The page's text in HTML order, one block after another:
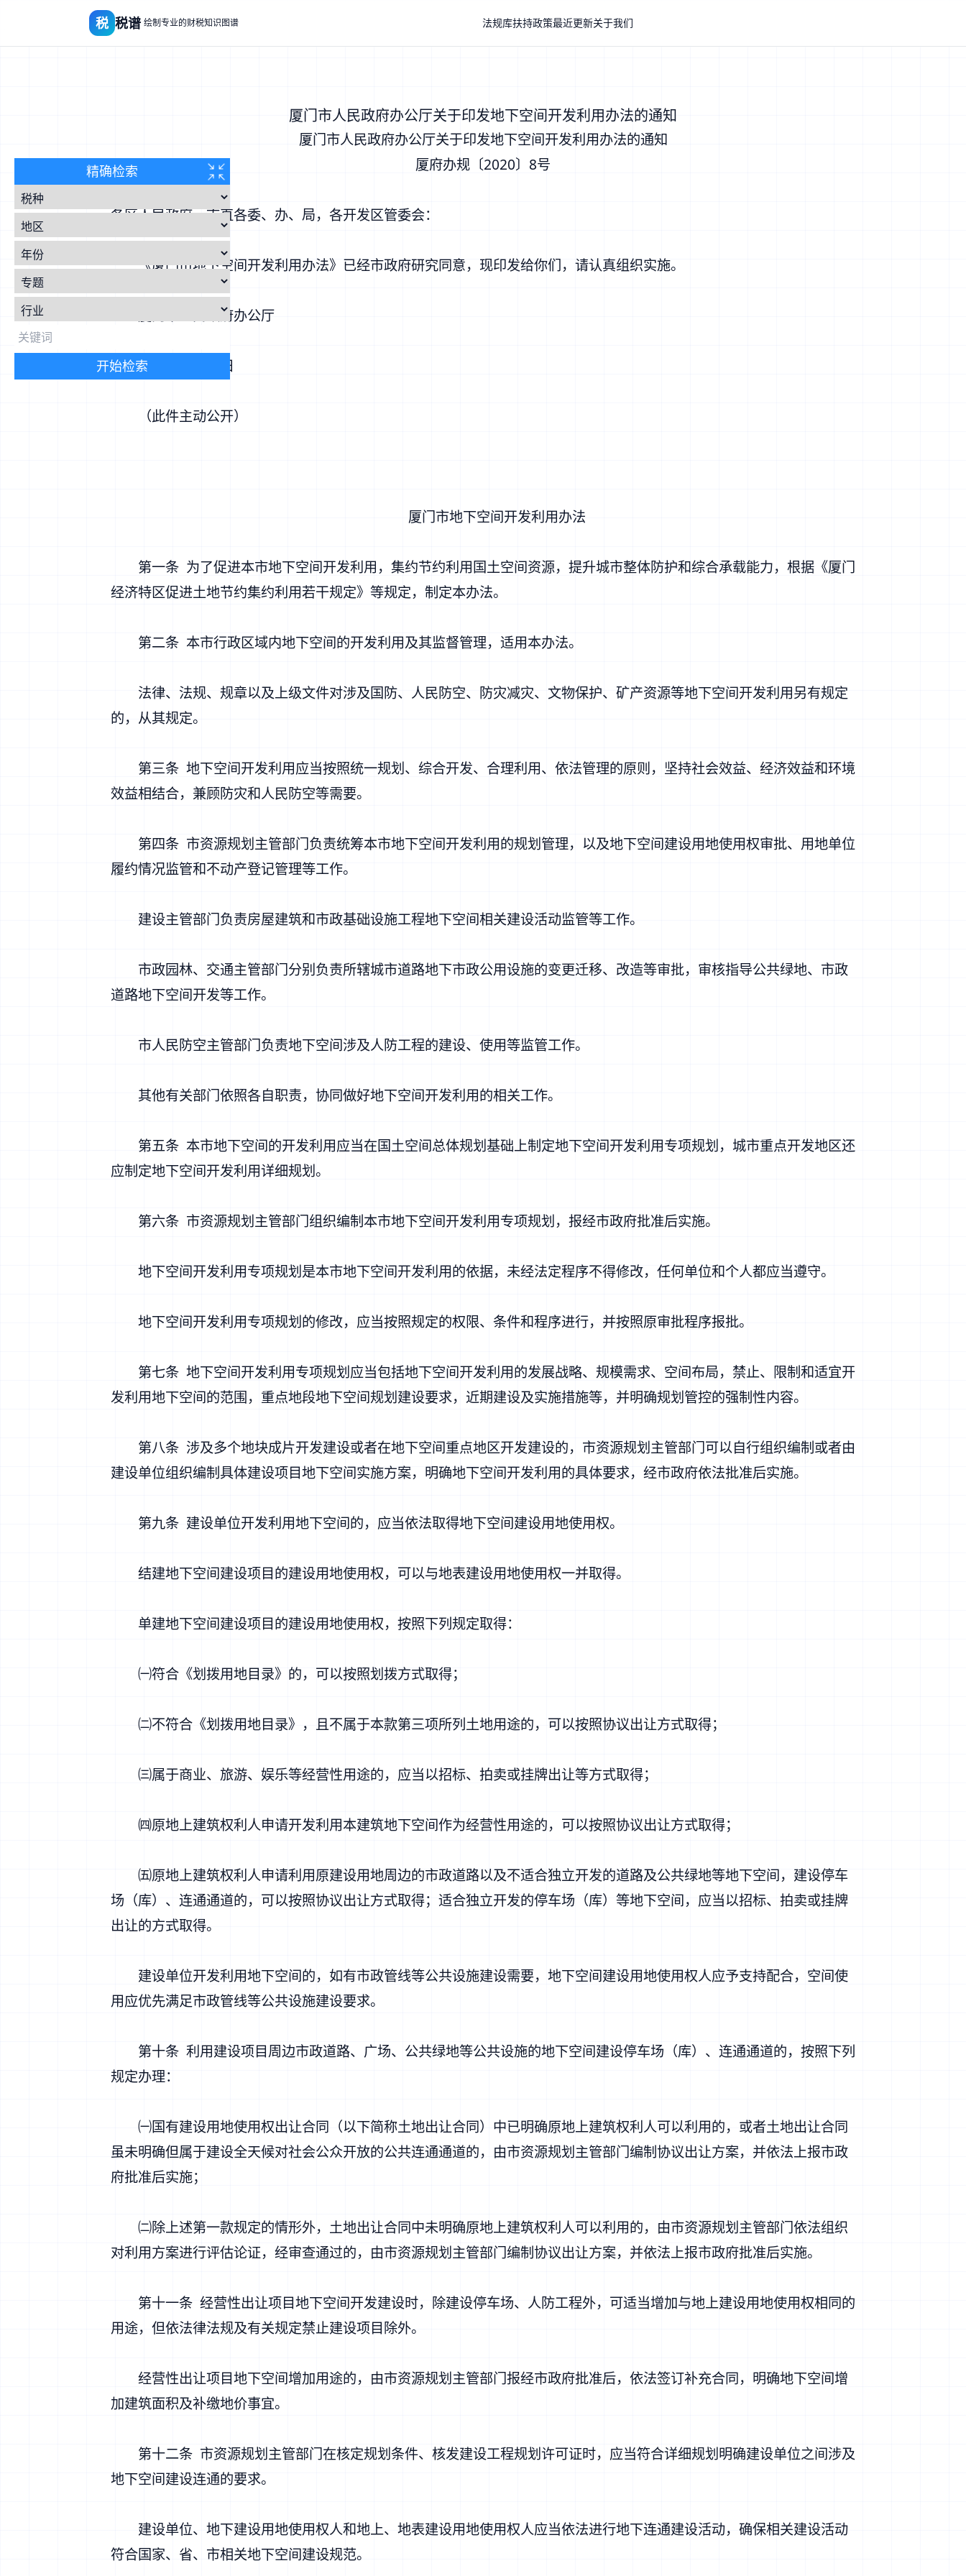
税 税谱 绘制专业的财税知识图谱 法规库扶持政策最近更新关于我们
厦门市人民政府办公厅关于印发地下空间开发利用办法的通知
厦门市人民政府办公厅关于印发地下空间开发利用办法的通知
厦府办规〔2020〕8号
各区人民政府、市直各委、办、局，各开发区管委会：
《厦门市地下空间开发利用办法》已经市政府研究同意，现印发给你们，请认真组织实施。
厦门市人民政府办公厅
2020年7月31日
（此件主动公开）
厦门市地下空间开发利用办法
第一条 为了促进本市地下空间开发利用，集约节约利用国土空间资源，提升城市整体防护和综合承载能力，根据《厦门
经济特区促进土地节约集约利用若干规定》等规定，制定本办法。
第二条 本市行政区域内地下空间的开发利用及其监督管理，适用本办法。
法律、法规、规章以及上级文件对涉及国防、人民防空、防灾减灾、文物保护、矿产资源等地下空间开发利用另有规定
的，从其规定。
第三条 地下空间开发利用应当按照统一规划、综合开发、合理利用、依法管理的原则，坚持社会效益、经济效益和环境
效益相结合，兼顾防灾和人民防空等需要。
第四条 市资源规划主管部门负责统筹本市地下空间开发利用的规划管理，以及地下空间建设用地使用权审批、用地单位
履约情况监管和不动产登记管理等工作。
建设主管部门负责房屋建筑和市政基础设施工程地下空间相关建设活动监管等工作。
市政园林、交通主管部门分别负责所辖城市道路地下市政公用设施的变更迁移、改造等审批，审核指导公共绿地、市政
道路地下空间开发等工作。
市人民防空主管部门负责地下空间涉及人防工程的建设、使用等监管工作。
其他有关部门依照各自职责，协同做好地下空间开发利用的相关工作。
第五条 本市地下空间的开发利用应当在国土空间总体规划基础上制定地下空间开发利用专项规划，城市重点开发地区还
应制定地下空间开发利用详细规划。
第六条 市资源规划主管部门组织编制本市地下空间开发利用专项规划，报经市政府批准后实施。
地下空间开发利用专项规划是本市地下空间开发利用的依据，未经法定程序不得修改，任何单位和个人都应当遵守。
地下空间开发利用专项规划的修改，应当按照规定的权限、条件和程序进行，并按照原审批程序报批。
第七条 地下空间开发利用专项规划应当包括地下空间开发利用的发展战略、规模需求、空间布局，禁止、限制和适宜开
发利用地下空间的范围，重点地段地下空间规划建设要求，近期建设及实施措施等，并明确规划管控的强制性内容。
第八条 涉及多个地块成片开发建设或者在地下空间重点地区开发建设的，市资源规划主管部门可以自行组织编制或者由
建设单位组织编制具体建设项目地下空间实施方案，明确地下空间开发利用的具体要求，经市政府依法批准后实施。
第九条 建设单位开发利用地下空间的，应当依法取得地下空间建设用地使用权。
结建地下空间建设项目的建设用地使用权，可以与地表建设用地使用权一并取得。
单建地下空间建设项目的建设用地使用权，按照下列规定取得：
㈠符合《划拨用地目录》的，可以按照划拨方式取得；
㈡不符合《划拨用地目录》，且不属于本款第三项所列土地用途的，可以按照协议出让方式取得；
㈢属于商业、旅游、娱乐等经营性用途的，应当以招标、拍卖或挂牌出让等方式取得；
㈣原地上建筑权利人申请开发利用本建筑地下空间作为经营性用途的，可以按照协议出让方式取得；
㈤原地上建筑权利人申请利用原建设用地周边的市政道路以及不适合独立开发的道路及公共绿地等地下空间，建设停车
场（库）、连通通道的，可以按照协议出让方式取得；适合独立开发的停车场（库）等地下空间，应当以招标、拍卖或挂牌
出让的方式取得。
建设单位开发利用地下空间的，如有市政管线等公共设施建设需要，地下空间建设用地使用权人应予支持配合，空间使
用应优先满足市政管线等公共设施建设要求。
第十条 利用建设项目周边市政道路、广场、公共绿地等公共设施的地下空间建设停车场（库）、连通通道的，按照下列
规定办理：
㈠国有建设用地使用权出让合同（以下简称土地出让合同）中已明确原地上建筑权利人可以利用的，或者土地出让合同
虽未明确但属于建设全天候对社会公众开放的公共连通通道的，由市资源规划主管部门编制协议出让方案，并依法上报市政
府批准后实施；
㈡除上述第一款规定的情形外，土地出让合同中未明确原地上建筑权利人可以利用的，由市资源规划主管部门依法组织
对利用方案进行评估论证，经审查通过的，由市资源规划主管部门编制协议出让方案，并依法上报市政府批准后实施。
第十一条 经营性出让项目地下空间开发建设时，除建设停车场、人防工程外，可适当增加与地上建设用地使用权相同的
用途，但依法律法规及有关规定禁止建设项目除外。
经营性出让项目地下空间增加用途的，由市资源规划主管部门报经市政府批准后，依法签订补充合同，明确地下空间增
加建筑面积及补缴地价事宜。
第十二条 市资源规划主管部门在核定规划条件、核发建设工程规划许可证时，应当符合详细规划明确建设单位之间涉及
地下空间建设连通的要求。
建设单位、地下建设用地使用权人和地上、地表建设用地使用权人应当依法进行地下连通建设活动，确保相关建设活动
符合国家、省、市相关地下空间建设规范。
精确检索
开始检索